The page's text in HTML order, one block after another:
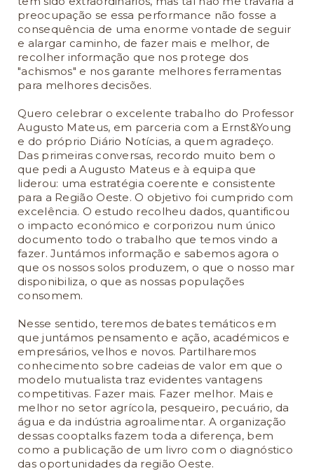
preocupação se essa performance não fosse a
consequência de uma enorme vontade de seguir
e alargar caminho, de fazer mais e melhor, de
recolher informação que nos protege dos
"achismos" e nos garante melhores ferramentas
para melhores decisões.
Quero celebrar o excelente trabalho do Professor
Augusto Mateus, em parceria com a Ernst&Young
e do próprio Diário Notícias, a quem agradeço.
Das primeiras conversas, recordo muito bem o
que pedi a Augusto Mateus e à equipa que
liderou: uma estratégia coerente e consistente
para a Região Oeste. O objetivo foi cumprido com
excelência. O estudo recolheu dados, quantificou
o impacto económico e corporizou num único
documento todo o trabalho que temos vindo a
fazer. Juntámos informação e sabemos agora o
que os nossos solos produzem, o que o nosso mar
disponibiliza, o que as nossas populações
consomem.
Nesse sentido, teremos debates temáticos em
que juntámos pensamento e ação, académicos e
empresários, velhos e novos. Partilharemos
conhecimento sobre cadeias de valor em que o
modelo mutualista traz evidentes vantagens
competitivas. Fazer mais. Fazer melhor. Mais e
melhor no setor agrícola, pesqueiro, pecuário, da
água e da indústria agroalimentar. A organização
dessas cooptalks fazem toda a diferença, bem
como a publicação de um livro com o diagnóstico
das oportunidades da região Oeste.